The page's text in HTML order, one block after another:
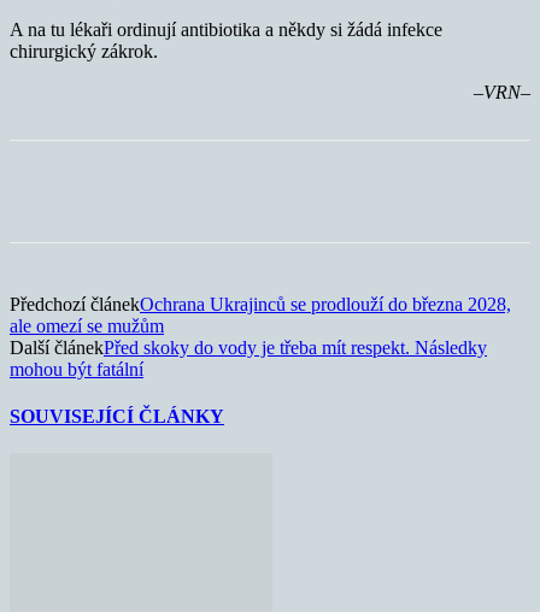
A na tu lékaři ordinují antibiotika a někdy si žádá infekce
chirurgický zákrok.
–VRN–
Předchozí článekOchrana Ukrajinců se prodlouží do března 2028,
ale omezí se mužům
Další článekPřed skoky do vody je třeba mít respekt. Následky
mohou být fatální
SOUVISEJÍCÍ ČLÁNKY